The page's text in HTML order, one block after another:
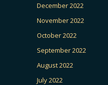
December 2022
November 2022
October 2022
September 2022
August 2022
July 2022